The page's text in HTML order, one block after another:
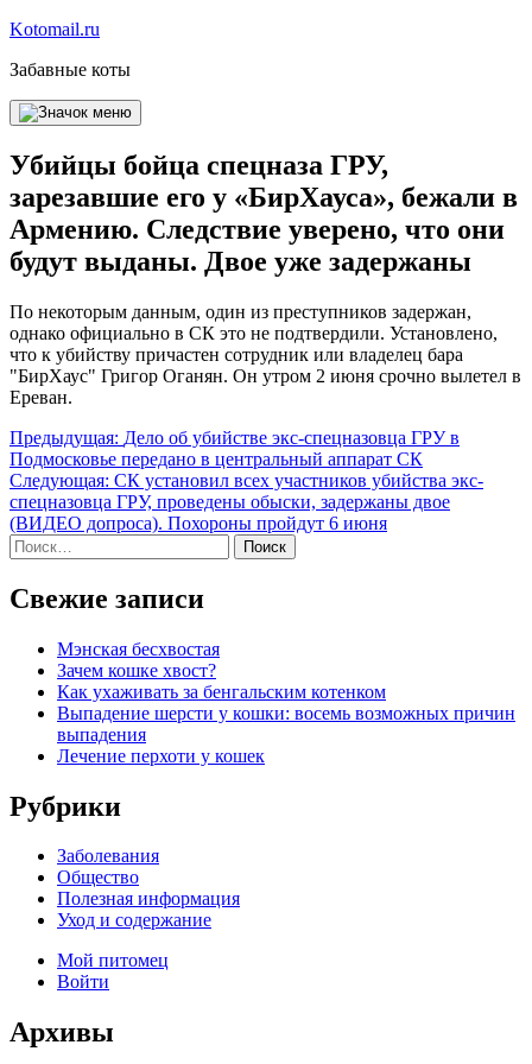
Перейти
содержимому
Kotomail.ru
Забавные коты
Убийцы бойца спецназа ГРУ,
зарезавшие его у «БирХауса», бежали в
Армению. Следствие уверено, что они
будут выданы. Двое уже задержаны
По некоторым данным, один из преступников задержан,
однако официально в СК это не подтвердили. Установлено,
что к убийству причастен сотрудник или владелец бара
"БирХаус" Григор Оганян. Он утром 2 июня срочно вылетел в
Ереван.
Навигация
по
записям
Предыдущая: Дело об убийстве экс-спецназовца ГРУ в
Подмосковье передано в центральный аппарат СК
Следующая: СК установил всех участников убийства экс-
спецназовца ГРУ, проведены обыски, задержаны двое
(ВИДЕО допроса). Похороны пройдут 6 июня
Найти:
Свежие записи
Мэнская бесхвостая
Зачем кошке хвост?
Как ухаживать за бенгальским котенком
Выпадение шерсти у кошки: восемь возможных причин
выпадения
Лечение перхоти у кошек
Рубрики
Заболевания
Общество
Полезная информация
Уход и содержание
Мой питомец
Войти
Архивы